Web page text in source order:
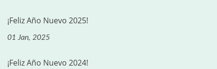
¡Feliz Año Nuevo 2025!
01 Jan, 2025
¡Feliz Año Nuevo 2024!